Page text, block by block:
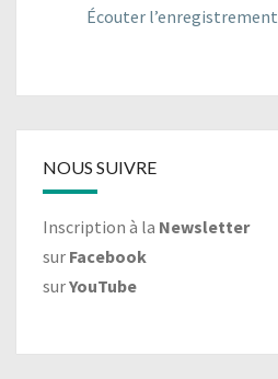
Écouter l’enregistrement
NOUS SUIVRE
Inscription à la Newsletter
sur Facebook
surYouTube